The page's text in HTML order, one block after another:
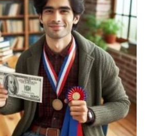
Delle
Royalty